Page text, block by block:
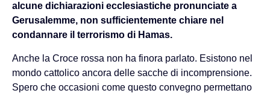
alcune dichiarazioni ecclesiastiche pronunciate a
Gerusalemme, non sufficientemente chiare nel
condannare il terrorismo di Hamas.
Anche la Croce rossa non ha finora parlato. Esistono nel
mondo cattolico ancora delle sacche di incomprensione.
Spero che occasioni come questo convegno permettano